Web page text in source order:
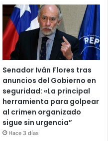
Senador Iván Flores tras
anuncios del Gobierno en
seguridad: «La principal
herramienta para golpear
al crimen organizado
sigue sin urgencia”
Hace 3 días